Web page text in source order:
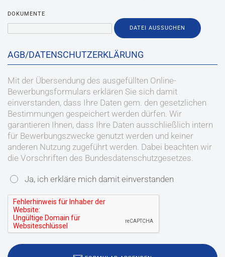
DOKUMENTE
DATEI AUSSUCHEN
AGB/DATENSCHUTZERKLÄRUNG
Mit der Übersendung des ausgefüllten Online-
Bewerbungsformulars erklären Sie sich damit
einverstanden, dass Ihre Daten gem. den gesetzlichen
Bestimmungen gespeichert werden dürfen. Wir
garantieren Ihnen, dass Ihre Daten ausschließlich intern
für Bewerbungszwecke genutzt werden und keiner
anderen Nutzung zugeführt werden. Dabei beachten wir
die Vorschriften des Bundesdatenschutzgesetzes.
Ja, ich erkläre mich damit einverstanden